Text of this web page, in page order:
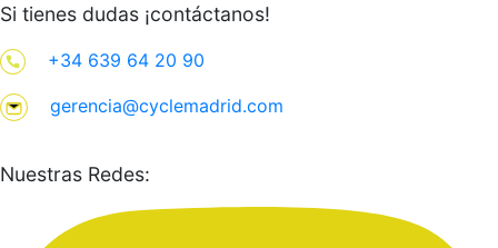
Si tienes dudas ¡contáctanos!
+34 639 64 20 90
gerencia@cyclemadrid.com
Nuestras Redes: